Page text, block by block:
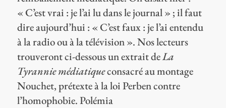
« C’est vrai : je l’ai lu dans le journal » ; il faut
dire aujourd’hui : « C’est faux : je l’ai entendu
à la radio ou à la télévision ». Nos lecteurs
trouveront ci-dessous un extrait deLa
Tyrannie médiatiqueconsacré au montage
Nouchet, prétexte à la loi Perben contre
l’homophobie. Polémia